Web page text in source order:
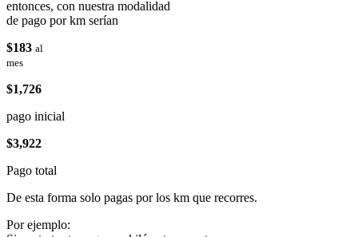
entonces, con nuestra modalidad
de pago por km serían
$183 al
mes
$1,726
pago inicial
$3,922
Pago total
De esta forma solo pagas por los km que recorres.
Por ejemplo: